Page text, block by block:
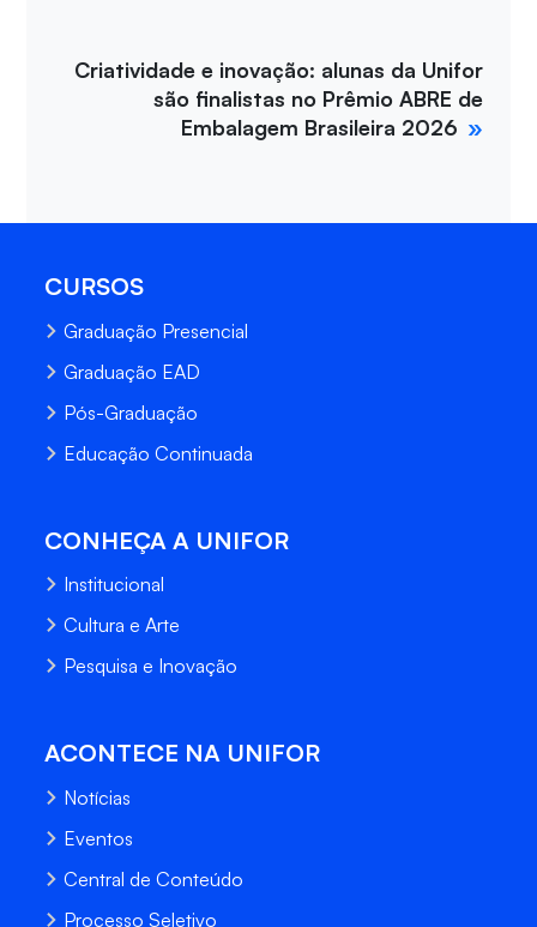
Criatividade e inovação: alunas da Unifor
são finalistas no Prêmio ABRE de
Embalagem Brasileira 2026
CURSOS
Graduação Presencial
Graduação EAD
Pós-Graduação
Educação Continuada
CONHEÇA A UNIFOR
Institucional
Cultura e Arte
Pesquisa e Inovação
ACONTECE NA UNIFOR
Notícias
Eventos
Central de Conteúdo
Processo Seletivo